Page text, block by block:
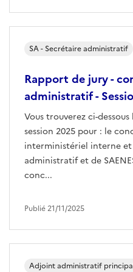
Rapport de jury -
administratif -
Vous trouverez ci-
session 2025 pour : le
interministériel interne
administratif et de
conc...
SA - Secrétaire administratif
Publié 21/11/2025
Adjoint administratif